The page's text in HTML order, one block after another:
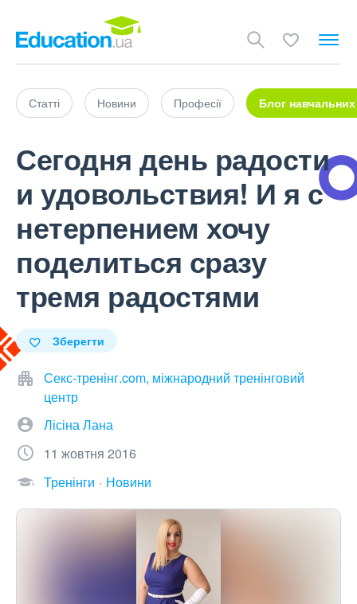
Статті Новини Професії Блог навчальних
Сегодня день радости
и удовольствия! И я с
нетерпением хочу
поделиться сразу
тремя радостями
Зберегти
Секс-тренінг.com, міжнародний тренінговий
центр
Лісіна Лана
11 жовтня 2016
Тренінги
Новини